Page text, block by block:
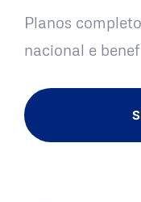
Planos
nacional e